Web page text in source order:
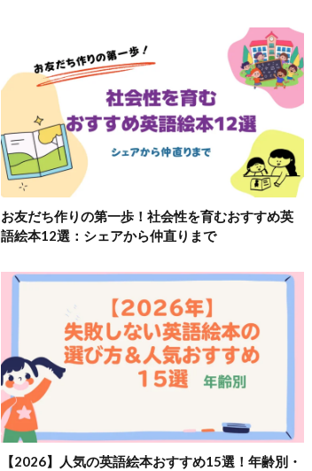
お友だち作りの第一歩！社会性を育むおすすめ英
語絵本12選：シェアから仲直りまで
【2026】人気の英語絵本おすすめ15選！年齢別・